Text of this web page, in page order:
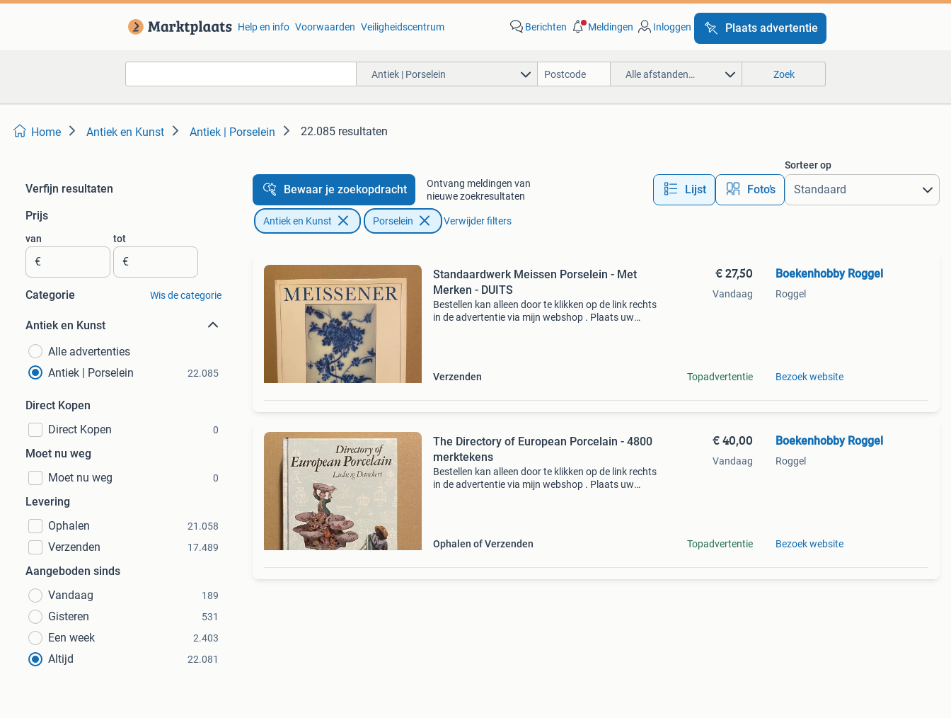
Help en info Voorwaarden Veiligheidscentrum Berichten Meldingen Inloggen Plaats advertentie
Antiek | Porselein Alle afstanden… Zoek
Home Antiek en Kunst Antiek | Porselein 22.085 resultaten
Verfijn resultaten
Prijs
van
€
tot
€
Categorie Wis de categorie
Antiek en Kunst
Alle advertenties
Antiek | Porselein
22.085
Direct Kopen
Direct Kopen
0
Moet nu weg
Moet nu weg
0
Levering
Ophalen
21.058
Verzenden 17.489
Aangeboden sinds
Vandaag
189
Gisteren 531
Een week 2.403
Altijd 22.081
Bewaar je zoekopdracht
Ontvang meldingen van
nieuwe zoekresultaten
Lijst Foto’s
Sorteer op
Antiek en Kunst Porselein Verwijder filters
Standaardwerk Meissen Porselein - Met
Merken - DUITS
Bestellen kan alleen door te klikken op de link rechts
in de advertentie via mijn webshop . Plaats uw
Verzenden
€ 27,50
Vandaag
Topadvertentie
Boekenhobby Roggel
Roggel
Bezoek website
The Directory of European Porcelain - 4800
merktekens
Bestellen kan alleen door te klikken op de link rechts
in de advertentie via mijn webshop . Plaats uw
Ophalen of Verzenden
€ 40,00
Vandaag
Topadvertentie
Boekenhobby Roggel
Roggel
Bezoek website